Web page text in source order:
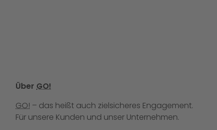
Über GO!
GO! – das heißt auch zielsicheres Engagement.
Für unsere Kunden und unser Unternehmen.